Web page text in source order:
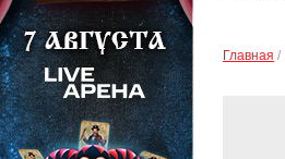
Главная